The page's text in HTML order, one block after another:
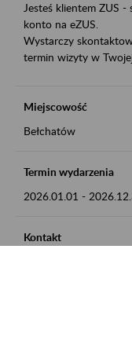
Jesteś klientem ZUS -
konto na eZUS.
Wystarczy
termin wizyty w
Miejscowość
Bełchatów
Termin wydarzenia
2026.01.01 -
Kontakt